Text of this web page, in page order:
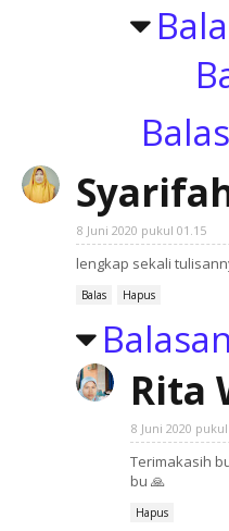
Balas
8 Juni 2020 pukul 01.15
lengkap sekali
Balas Hapus
Balasan
Rita
8 Juni 2020 pukul
Terimakasih
bu 🙏
Hapus